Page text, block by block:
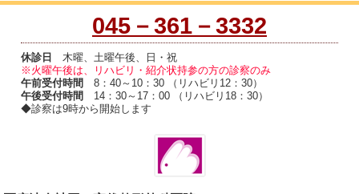
045－361－3332
休診日
木曜、土曜午後、日・祝
※火曜午後は、リハビリ・紹介状持参の方の診察のみ
午前受付時間
8：40～10：30 （リハビリ12：30）
午後受付時間
14：30～17：00 （リハビリ18：30）
◆診察は9時から開始します